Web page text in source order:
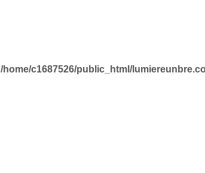
/home/c1687526/public_html/